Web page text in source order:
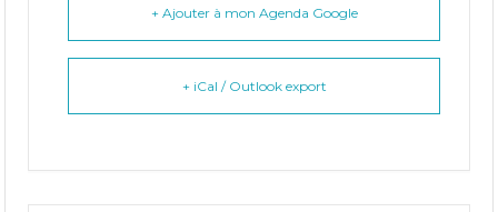
+ Ajouter à mon Agenda Google
+ iCal / Outlook export